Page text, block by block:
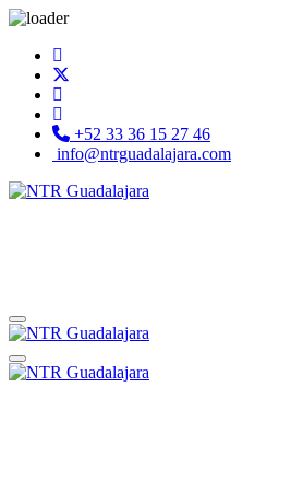
+52 33 36 15 27 46
info@ntrguadalajara.com